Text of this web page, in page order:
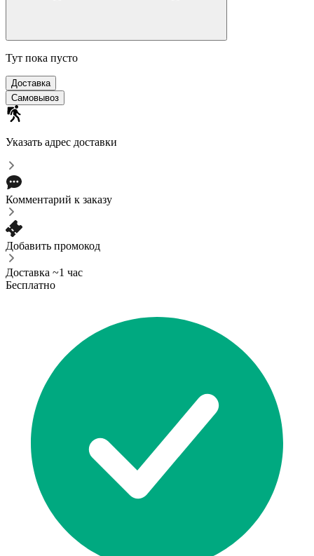
Тут пока пусто
Доставка
Самовывоз
Указать адрес доставки
Комментарий к заказу
Добавить промокод
Доставка ~1 час
Бесплатно